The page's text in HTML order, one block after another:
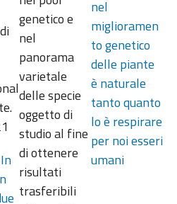
In
genetico e
nel
panorama
varietale
delle specie
oggetto di
studio al fine
di ottenere
risultati
trasferibili
nel
miglioramen
to genetico
delle piante
è naturale
tanto quanto
lo è respirare
per noi esseri
umani